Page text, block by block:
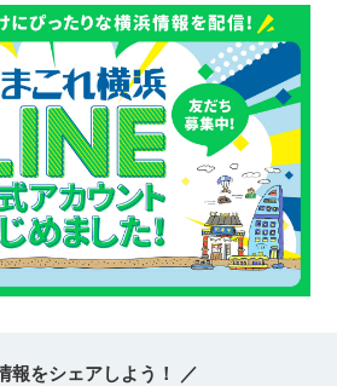
報をシェアしよう！ ／